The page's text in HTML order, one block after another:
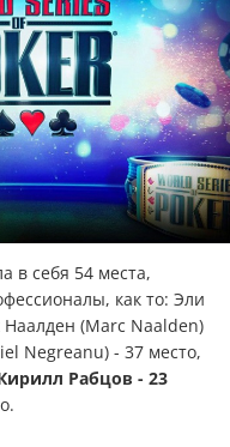
в себя 54 места,
как то: Эли
(Marc Naalden)
Negreanu) - 37 место,
Рабцов - 23